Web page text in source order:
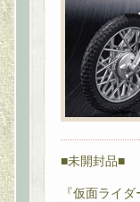
■未開封品■
『仮面ライ